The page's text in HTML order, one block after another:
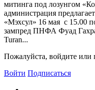
митинга под лозунгом
администрация
«Мэхсул» 16 мая с 15.00
зампред ПНФА Фуад
Turan...
Пожалуйста, войдите или
Войти Подписаться